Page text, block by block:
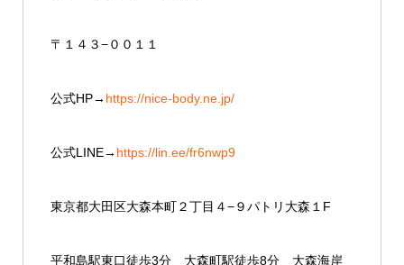
〒１４３−００１１
公式HP→ https://nice-body.ne.jp/
公式LINE→ https://lin.ee/fr6nwp9
東京都大田区大森本町２丁目４−９パトリ大森１F
平和島駅東口徒歩3分 大森町駅徒歩8分 大森海岸